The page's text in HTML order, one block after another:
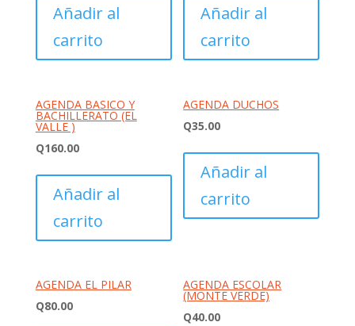
Añadir al
carrito
Añadir al
carrito
AGENDA BASICO Y
BACHILLERATO (EL
VALLE )
Q160.00
Añadir al
carrito
AGENDA DUCHOS
Q35.00
Añadir al
carrito
AGENDA EL PILAR
Q80.00
AGENDA ESCOLAR
(MONTE VERDE)
Q40.00